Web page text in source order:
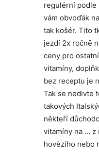
regulérní podle
vám obvoďák
tak košér. Tito
jezdí 2x ročně
ceny pro
vitamíny,
bez receptu je
Tak se nedivte
takových
někteří
vitamíny na … z
hovězího nebo